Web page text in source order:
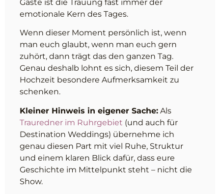
Gäste ist die Trauung fast immer der
emotionale Kern des Tages.
Wenn dieser Moment persönlich ist, wenn
man euch glaubt, wenn man euch gern
zuhört, dann trägt das den ganzen Tag.
Genau deshalb lohnt es sich, diesem Teil der
Hochzeit besondere Aufmerksamkeit zu
schenken.
Kleiner Hinweis in eigener Sache: Als
Trauredner im Ruhrgebiet (und auch für
Destination Weddings) übernehme ich
genau diesen Part mit viel Ruhe, Struktur
und einem klaren Blick dafür, dass eure
Geschichte im Mittelpunkt steht – nicht die
Show.